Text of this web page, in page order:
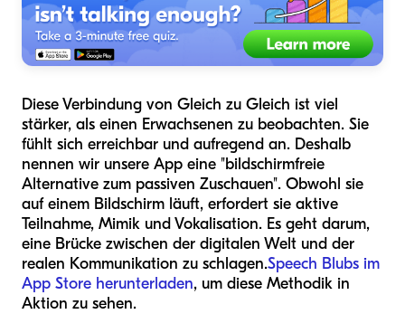
Diese Verbindung von Gleich zu Gleich ist viel
stärker, als einen Erwachsenen zu beobachten. Sie
fühlt sich erreichbar und aufregend an. Deshalb
nennen wir unsere App eine "bildschirmfreie
Alternative zum passiven Zuschauen". Obwohl sie
auf einem Bildschirm läuft, erfordert sie aktive
Teilnahme, Mimik und Vokalisation. Es geht darum,
eine Brücke zwischen der digitalen Welt und der
realen Kommunikation zu schlagen.Speech Blubs im
App Store herunterladen, um diese Methodik in
Aktion zu sehen.